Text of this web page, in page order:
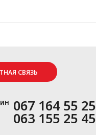
СВЯЗЬ
067 164 55 25
063 155 25 45